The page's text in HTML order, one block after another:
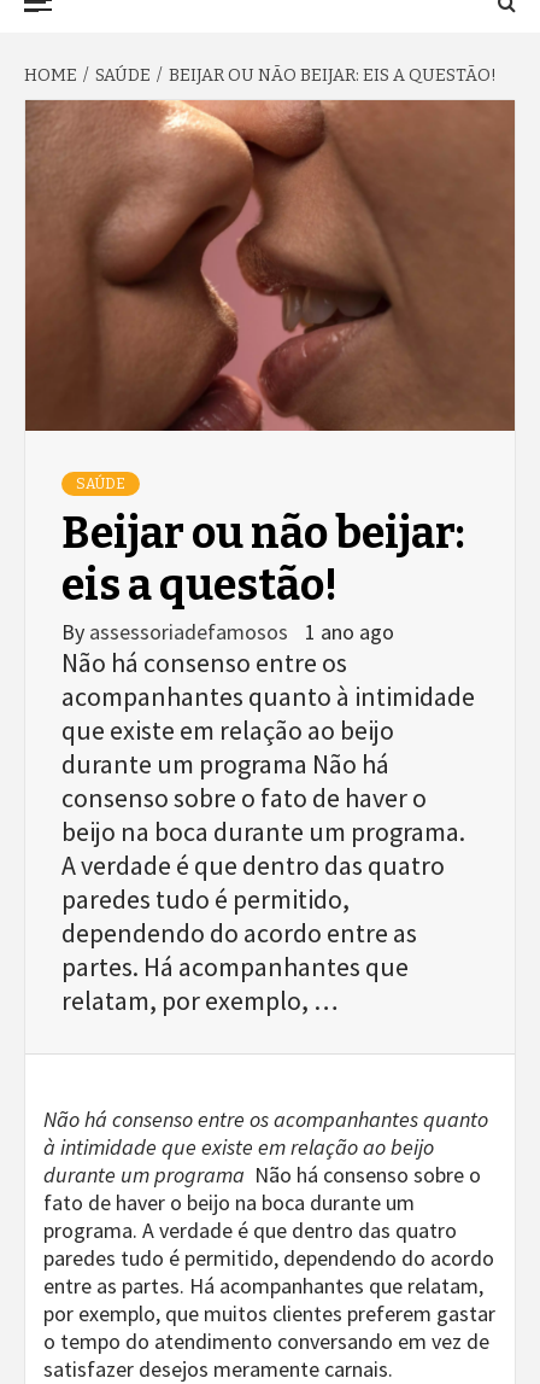
HOME SAÚDE BEIJAR OU NÃO BEIJAR: EIS A QUESTÃO!
SAÚDE
Beijar ou não beijar:
eis a questão!
By assessoriadefamosos 1 ano ago
Não há consenso entre os
acompanhantes quanto à intimidade
que existe em relação ao beijo
durante um programa Não há
consenso sobre o fato de haver o
beijo na boca durante um programa.
A verdade é que dentro das quatro
paredes tudo é permitido,
dependendo do acordo entre as
partes. Há acompanhantes que
relatam, por exemplo, …
Não há consenso entre os acompanhantes quanto
à intimidade que existe em relação ao beijo
durante um programa Não há consenso sobre o
fato de haver o beijo na boca durante um
programa. A verdade é que dentro das quatro
paredes tudo é permitido, dependendo do acordo
entre as partes. Há acompanhantes que relatam,
por exemplo, que muitos clientes preferem gastar
o tempo do atendimento conversando em vez de
satisfazer desejos meramente carnais.